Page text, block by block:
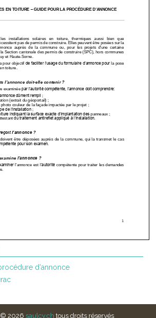
d'annonce
2026 saulcy.ch tous droits réservés